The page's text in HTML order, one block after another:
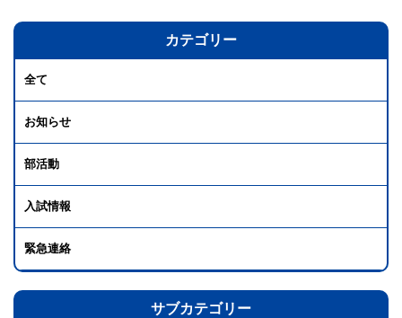
カテゴリー
全て
お知らせ
部活動
入試情報
緊急連絡
サブカテゴリー